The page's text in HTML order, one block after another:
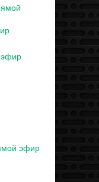
эфир
эфир